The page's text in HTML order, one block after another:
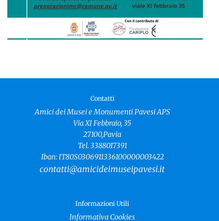
Contatti
Amici dei Musei e Monumenti Pavesi APS
Via XI Febbraio, 35
27100,Pavia
Tel. 3388017391
Iban: IT80S0306911336100000003422
contatti@amicideimuseipavesi.it
Informazioni Utili
Informativa Cookies